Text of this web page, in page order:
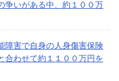
争いがある中、約１００万
障害で自身の人身傷害保険
合わせて約１１００万円を